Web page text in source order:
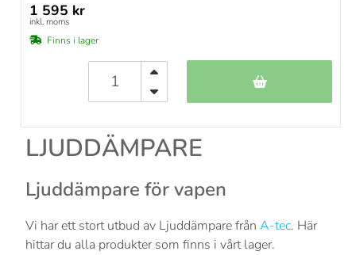
1 595 kr
inkl. moms
Finns i lager
LJUDDÄMPARE
Ljuddämpare för vapen
Vi har ett stort utbud av Ljuddämpare från A-tec. Här
hittar du alla produkter som finns i vårt lager.